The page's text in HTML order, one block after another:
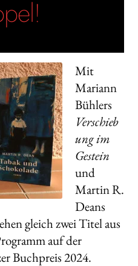
Mit
Mariann
Bühlers
Verschieb
ung im
Gestein
und
Martin R.
Deans
gleich zwei Titel aus
auf der
Buchpreis 2024.